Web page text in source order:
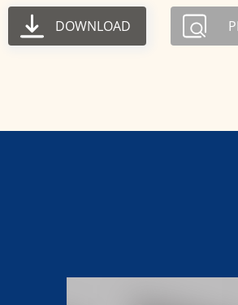
DOWNLOAD